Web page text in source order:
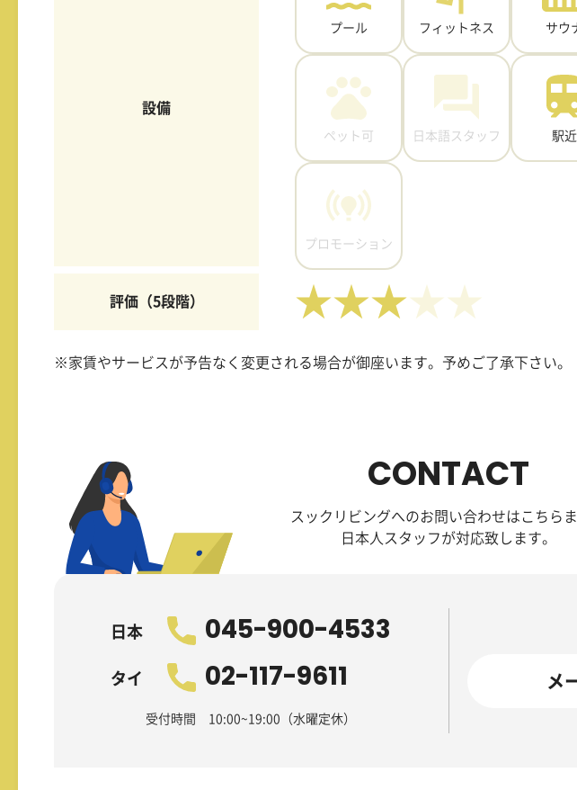
設備
プール フィットネス サウ
ペット可 日本語スタッフ 駅近
プロモーション
評価（5段階） ★★★
※家賃やサービスが予告なく変更される場合が御座います。予めご了承下さい。
CONTACT
スックリビングへのお問い合わせはこちらま
日本人スタッフが対応致します。
日本 045-900-4533
タイ 02-117-9611
受付時間 10:00~19:00（水曜定休）
メ